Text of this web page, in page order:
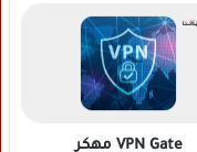
VPN Gate مهكر